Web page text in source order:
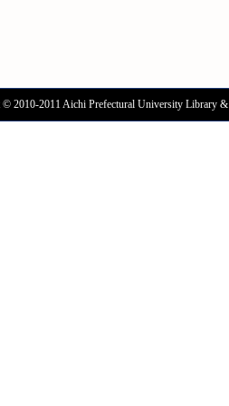
2010-2011 Aichi Prefectural University Library